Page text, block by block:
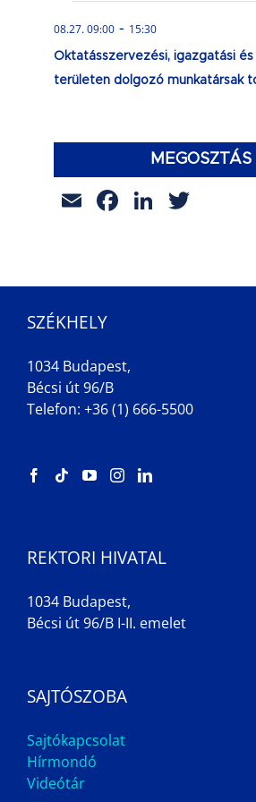
08.27. 09:00 - 15:30
Oktatásszervezési, igazgatási és
területen dolgozó munkatársak
MEGOSZTÁS
EmailFacebook
LinkedIn
SZÉKHELY
1034 Budapest,
Bécsi út 96/B
Telefon: +36 (1) 666-5500
REKTORI HIVATAL
1034 Budapest,
Bécsi út 96/B I-II. emelet
SAJTÓSZOBA
Sajtókapcsolat
Hírmondó
Videótár